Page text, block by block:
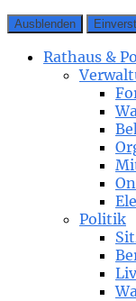
Ausblenden
Rathaus &
Politik